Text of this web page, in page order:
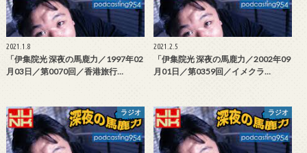
2021.1.8
「伊集院光 深夜の馬鹿力／1997年02
月03日／第0070回／香港旅行…
2021.2.5
「伊集院光 深夜の馬鹿力／2002年09
月01日／第0359回／イメクラ…
ラジオ ラジオ